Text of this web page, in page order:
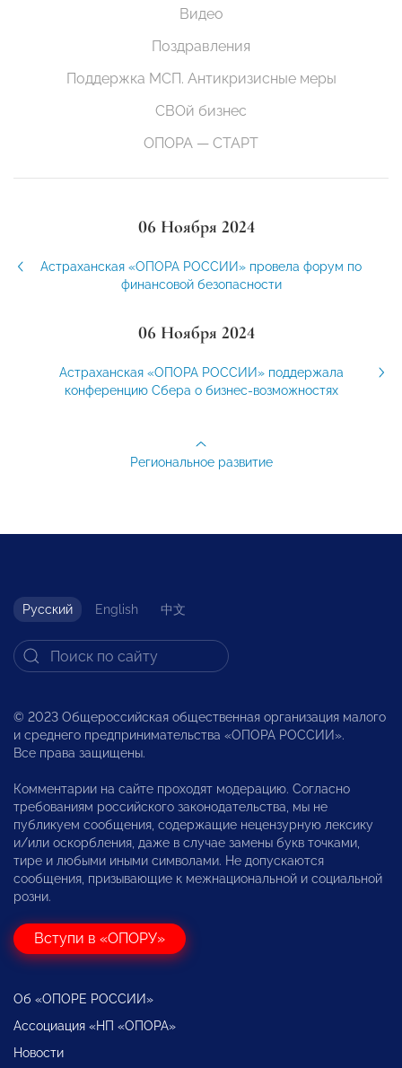
Видео
Поздравления
Поддержка МСП. Антикризисные меры
СВОй бизнес
ОПОРА — СТАРТ
06 Ноября 2024
Астраханская «ОПОРА РОССИИ» провела форум по
финансовой безопасности
06 Ноября 2024
Астраханская «ОПОРА РОССИИ» поддержала
конференцию Сбера о бизнес-возможностях
Региональное развитие
Русский English 中文
© 2023 Общероссийская общественная организация малого
и среднего предпринимательства «ОПОРА РОССИИ».
Все права защищены.
Комментарии на сайте проходят модерацию. Согласно
требованиям российского законодательства, мы не
публикуем сообщения, содержащие нецензурную лексику
и/или оскорбления, даже в случае замены букв точками,
тире и любыми иными символами. Не допускаются
сообщения, призывающие к межнациональной и социальной
розни.
Вступи в «ОПОРУ»
Об «ОПОРЕ РОССИИ»
Ассоциация «НП «ОПОРА»
Новости